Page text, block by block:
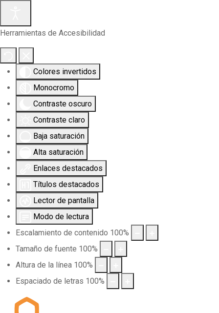
Herramientas de Accesibilidad
Colores invertidos
Monocromo
Contraste oscuro
Contraste claro
Baja saturación
Alta saturación
Enlaces destacados
Títulos destacados
Lector de pantalla
Modo de lectura
Escalamiento de contenido 100%
Tamaño de fuente 100%
Altura de la línea 100%
Espaciado de letras 100%